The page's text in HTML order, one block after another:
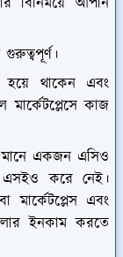
থাকেন এবং
কাজ
মানে একজন এসিও
এসইও করে নেই।
এবং
ইনকাম করতে